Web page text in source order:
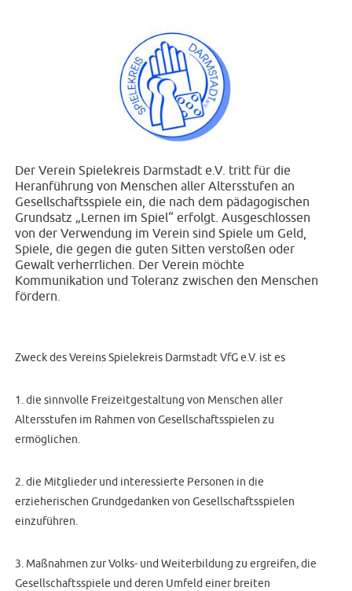
Der Verein Spielekreis Darmstadt e.V. tritt für die
Heranführung von Menschen aller Altersstufen an
Gesellschaftsspiele ein, die nach dem pädagogischen
Grundsatz „Lernen im Spiel“ erfolgt. Ausgeschlossen
von der Verwendung im Verein sind Spiele um Geld,
Spiele, die gegen die guten Sitten verstoßen oder
Gewalt verherrlichen. Der Verein möchte
Kommunikation und Toleranz zwischen den Menschen
fördern.
Zweck des Vereins Spielekreis Darmstadt VfG e.V. ist es
1. die sinnvolle Freizeitgestaltung von Menschen aller
Altersstufen im Rahmen von Gesellschaftsspielen zu
ermöglichen.
2. die Mitglieder und interessierte Personen in die
erzieherischen Grundgedanken von Gesellschaftsspielen
einzuführen.
3. Maßnahmen zur Volks- und Weiterbildung zu ergreifen, die
Gesellschaftsspiele und deren Umfeld einer breiten